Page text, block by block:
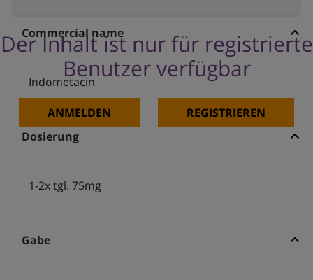
Der Inhalt ist nur für registrierte
Benutzer verfügbar
ANMELDEN REGISTRIEREN
Commercial name
Indometacin
Dosierung
1-2x tgl. 75mg
Gabe